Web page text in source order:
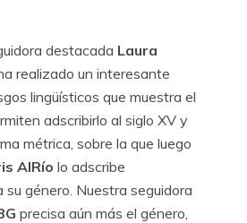
destacada Laura
realizado un interesante
lingüísticos que muestra el
adscribirlo al siglo XV y
métrica, sobre la que luego
AlRío lo adscribe
género. Nuestra seguidora
precisa aún más el género,